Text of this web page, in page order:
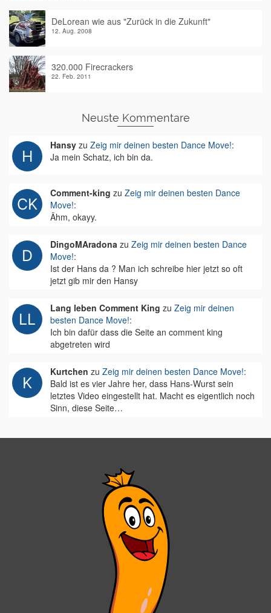
DeLorean wie aus "Zurück in die Zukunft"
12. Aug. 2008
320.000 Firecrackers
22. Feb. 2011
Neuste Kommentare
Hansy zu Zeig mir deinen besten Dance Move!:
Ja mein Schatz, ich bin da.
Comment-king zu Zeig mir deinen besten Dance
Move!:
Ähm, okayy.
DingoMAradona zu Zeig mir deinen besten Dance
Move!:
Ist der Hans da ? Man ich schreibe hier jetzt so oft
jetzt gib mir den Hansy
Lang leben Comment King zu Zeig mir deinen
besten Dance Move!:
Ich bin dafür dass die Seite an comment king
abgetreten wird
Kurtchen zu Zeig mir deinen besten Dance Move!:
Bald ist es vier Jahre her, dass Hans-Wurst sein
letztes Video eingestellt hat. Macht es eigentlich noch
Sinn, diese Seite…